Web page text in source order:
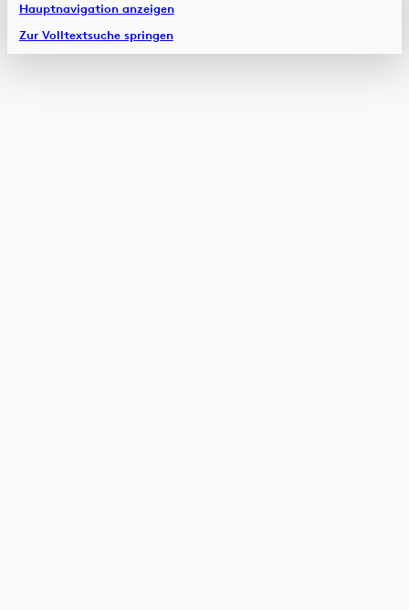
Hauptnavigation anzeigen
Zur Volltextsuche springen